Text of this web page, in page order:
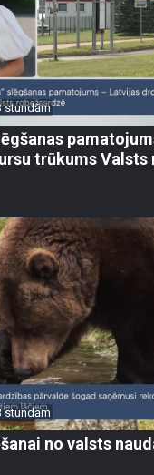
stundām
trūkums Valsts
stundām
no valsts